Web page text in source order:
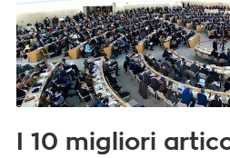
I 10 migliori